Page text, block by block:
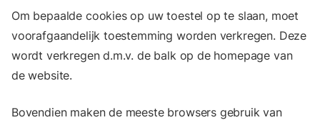
Om bepaalde cookies op uw toestel op te slaan, moet
voorafgaandelijk toestemming worden verkregen. Deze
wordt verkregen d.m.v. de balk op de homepage van
de website.
Bovendien maken de meeste browsers gebruik van